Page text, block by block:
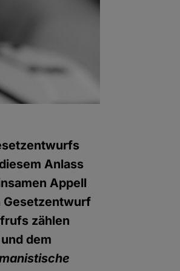
Anlass
Appell
Gesetzentwurf
zählen
dem